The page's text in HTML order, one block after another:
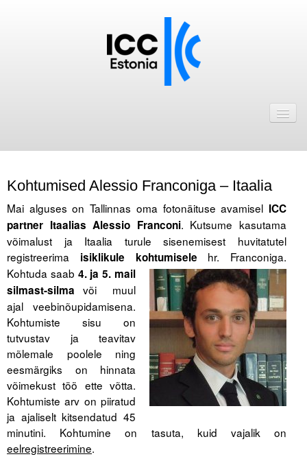
ICC Eesti liikmebaas
Liikmete pakkumised
Astu ICC Eesti liikmeks!
Kalender
ICC Eesti
Tegevused
Publikatsioonid
Arvamus
Viidad
ICC WBO
Kohtumised Alessio Franconiga – Itaalia
Mai alguses on Tallinnas oma fotonäituse avamisel ICC
partner Itaalias Alessio Franconi. Kutsume kasutama
võimalust ja Itaalia turule sisenemisest huvitatutel
registreerima isiklikule kohtumisele hr. Franconiga.
Kohtuda saab 4. ja 5. mail
silmast-silma või muul
ajal veebinõupidamisena.
Kohtumiste sisu on
tutvustav ja teavitav
mõlemale poolele ning
eesmärgiks on hinnata
võimekust töö ette võtta.
Kohtumiste arv on piiratud
ja ajaliselt kitsendatud 45
minutini. Kohtumine on tasuta, kuid vajalik on
eelregistreerimine.